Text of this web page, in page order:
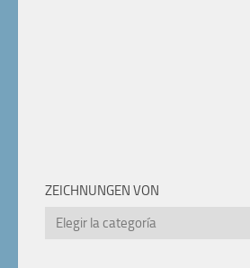
ZEICHNUNGEN VON
Zeichnungen